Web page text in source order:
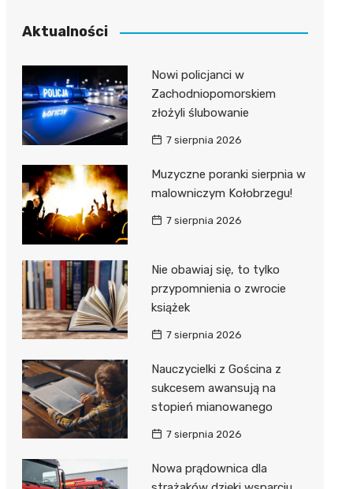
Aktualności
Nowi policjanci w
Zachodniopomorskiem
złożyli ślubowanie
7 sierpnia 2026
Muzyczne poranki sierpnia w
malowniczym Kołobrzegu!
7 sierpnia 2026
Nie obawiaj się, to tylko
przypomnienia o zwrocie
książek
7 sierpnia 2026
Nauczycielki z Gościna z
sukcesem awansują na
stopień mianowanego
7 sierpnia 2026
Nowa prądownica dla